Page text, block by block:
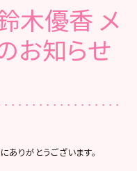
木優香 メ
お知らせ
ありがとうございます。